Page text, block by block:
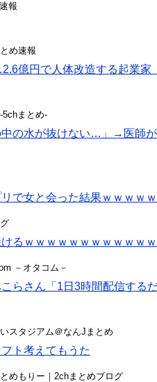
報
め速報
億円で人体改造する起業
5chまとめ-
中の水が抜けない…」→医師
で女と会った結果ｗｗｗｗ
るｗｗｗｗｗｗｗｗｗｗｗ
－オタコム－
らさん「1日3時間配信する
スタジアム＠なんJまとめ
ト考えてもうた
めもりー｜2chまとめブログ